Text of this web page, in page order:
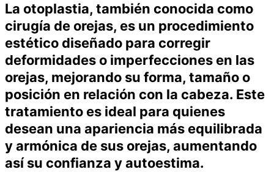
La otoplastia, también conocida como
cirugía de orejas, es un procedimiento
estético diseñado para corregir
deformidades o imperfecciones en las
orejas, mejorando su forma, tamaño o
posición en relación con la cabeza. Este
tratamiento es ideal para quienes
desean una apariencia más equilibrada
y armónica de sus orejas, aumentando
así su confianza y autoestima.